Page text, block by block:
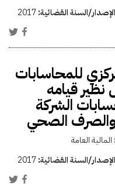
السنة القضائية:2017
للمحاسابات
قيامه
الشركة
والصرف الصحي
المالية العامة
السنة القضائية:2017